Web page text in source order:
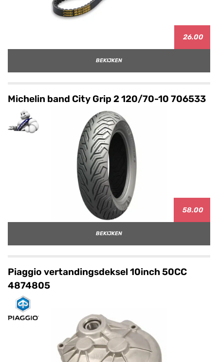
26.00
BEKIJKEN
Michelin band City Grip 2 120/70-10 706533
58.00
BEKIJKEN
Piaggio vertandingsdeksel 10inch 50CC
4874805